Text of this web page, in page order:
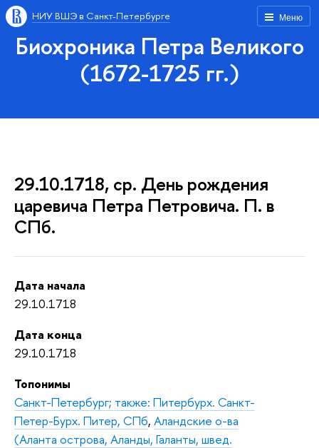
Меню
НИУ ВШЭ в Санкт-Петербурге
Биохроника Петра Великого
(1672-1725 гг.)
29.10.1718, ср. День рождения
царевича Петра Петровича. П. в
СПб.
Дата начала
29.10.1718
Дата конца
29.10.1718
Топонимы
Санкт-Петербург; также: Питербурх. Санкт-
Петер-Бурх. Питер, СПб, Аландские о-ва
(Аланта острова, Аланды, Галанты, швед.